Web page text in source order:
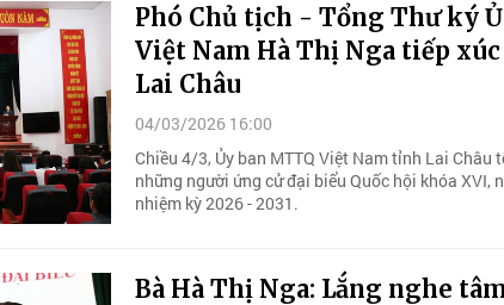
Phó Chủ tịch - Tổng Thư ký
Việt Nam Hà Thị Nga tiếp
Lai Châu
04/03/2026 16:00
Chiều 4/3, Ủy ban MTTQ Việt Nam tỉnh Lai
những người ứng cử đại biểu Quốc hội khóa XVI,
nhiệm kỳ 2026 - 2031.
Bà Hà Thị Nga: Lắng nghe